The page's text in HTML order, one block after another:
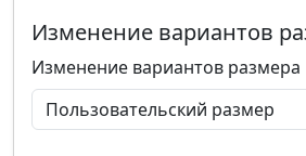
Изменение вариантов
Изменение вариантов размера